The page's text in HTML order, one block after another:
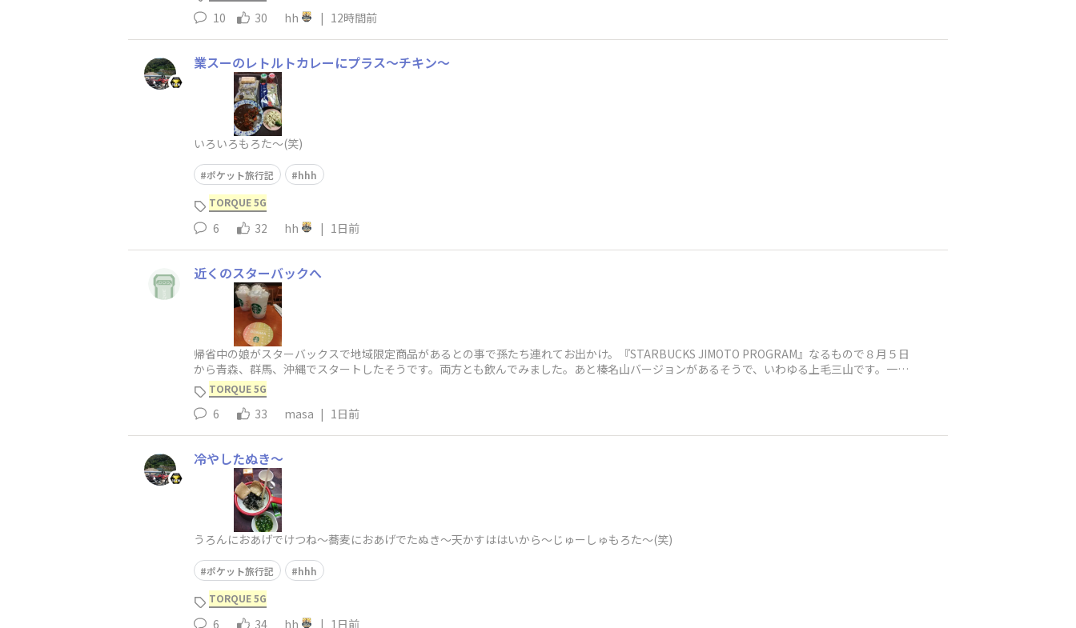
10 30 hh | 12時間前
業スーのレトルトカレーにプラス～チキン～
いろいろもろた～(笑)
ポケット旅行記 hhh
TORQUE 5G
6 32 hh | 1日前
近くのスターバックへ
帰省中の娘がスターバックスで地域限定商品があるとの事で孫たち連れてお出かけ。『STARBUCKS JIMOTO PROGRAM』なるもので８月５日
から青森、群馬、沖縄でスタートしたそうです。両方とも飲んでみました。あと榛名山バージョンがあるそうで、いわゆる上毛三山です。一
応、三山とも山歩（さんぽ）は
TORQUE 5G
6 33 masa | 1日前
冷やしたぬき～
うろんにおあげでけつね～蕎麦におあげでたぬき～天かすははいから～じゅーしゅもろた～(笑)
ポケット旅行記 hhh
TORQUE 5G
6 34 hh | 1日前